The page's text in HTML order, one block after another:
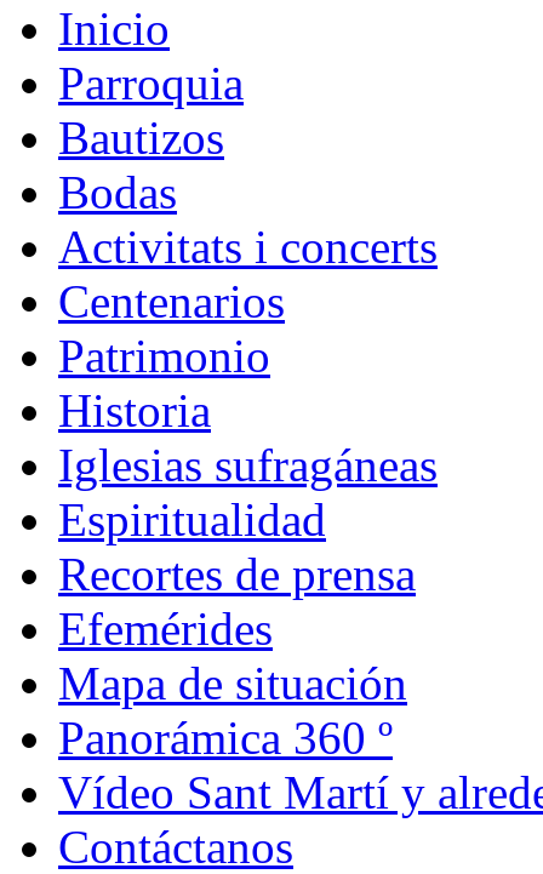
Inicio
Parroquia
Bautizos
Bodas
Activitats i concerts
Centenarios
Patrimonio
Historia
Iglesias sufragáneas
Espiritualidad
Recortes de prensa
Efemérides
Mapa de situación
Panorámica 360 º
Vídeo Sant Martí y
Contáctanos